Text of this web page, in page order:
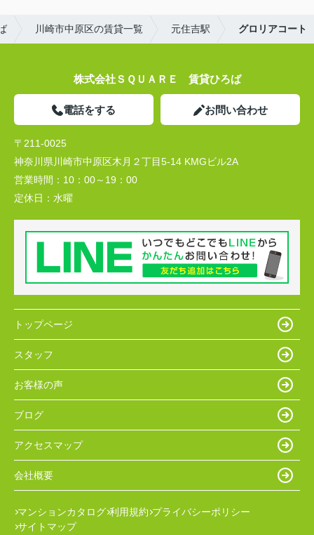
川崎市中原区の賃貸一覧 元住吉駅 グロリアコート
株式会社ＳＱＵＡＲＥ 賃貸ひろば
電話をする お問い合わせ
〒211-0025
神奈川県川崎市中原区木月２丁目5-14 KMGビル2A
営業時間： 10：00～19：00
定休日： 水曜
トップページ
スタッフ
お客様の声
ブログ
アクセスマップ
会社概要
マンションカタログ 利用規約 プライバシーポリシー
サイトマップ